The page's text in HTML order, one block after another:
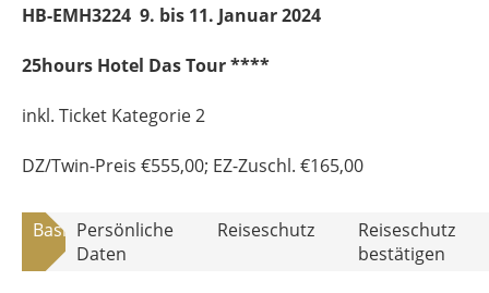
HB-EMH3224 9. bis 11. Januar 2024
25hours Hotel Das Tour ****
inkl. Ticket Kategorie 2
DZ/Twin-Preis €555,00; EZ-Zuschl. €165,00
BasisdatenPersönliche
Daten
Reiseschutz
Reiseschutz
bestätigen